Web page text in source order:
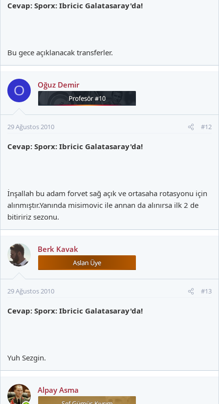
Cevap: Sporx: Ibricic Galatasaray'da!
Bu gece açıklanacak transferler.
O Oğuz Demir
29 Ağustos 2010 #12
Cevap: Sporx: Ibricic Galatasaray'da!
İnşallah bu adam forvet sağ açık ve ortasaha rotasyonu için
alınmıştır.Yanında misimovic ile annan da alınırsa ilk 2 de
bitiririz sezonu.
Berk Kavak
29 Ağustos 2010 #13
Cevap: Sporx: Ibricic Galatasaray'da!
Yuh Sezgin.
Alpay Asma